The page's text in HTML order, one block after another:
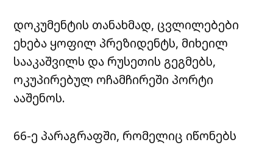
დოკუმენტის თანახმად, ცვლილებები
ეხება ყოფილ პრეზიდენტს, მიხეილ
სააკაშვილს და რუსეთის გეგმებს,
ოკუპირებულ ოჩამჩირეში პორტი
ააშენოს.
66-ე პარაგრაფში, რომელიც იწონებს